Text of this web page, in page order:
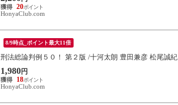
20
HonyaClub.com
8/9時点_ポイント最大11倍
刑法総論判例５０！ 第２版 /十河太朗 豊田兼彦 松尾誠紀
1,980 円
18
HonyaClub.com